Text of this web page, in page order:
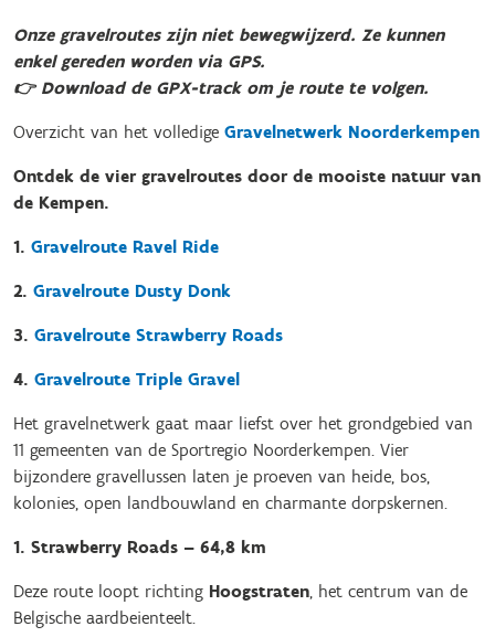
Onze gravelroutes zijn niet bewegwijzerd. Ze kunnen
enkel gereden worden via GPS.
👉 Download de GPX-track om je route te volgen.
Overzicht van het volledige Gravelnetwerk Noorderkempen
Ontdek de vier gravelroutes door de mooiste natuur van
de Kempen.
1. Gravelroute Ravel Ride
2. Gravelroute Dusty Donk
3. Gravelroute Strawberry Roads
4. Gravelroute Triple Gravel
Het gravelnetwerk gaat maar liefst over het grondgebied van
11 gemeenten van de Sportregio Noorderkempen. Vier
bijzondere gravellussen laten je proeven van heide, bos,
kolonies, open landbouwland en charmante dorpskernen.
1. Strawberry Roads – 64,8 km
Deze route loopt richting Hoogstraten, het centrum van de
Belgische aardbeienteelt.